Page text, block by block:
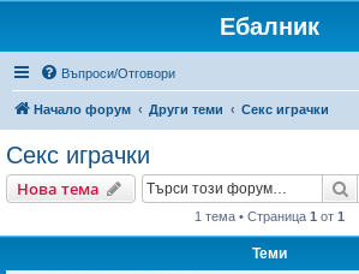
Ебалник
Въпроси/Отговори
Начало форум Други теми Секс играчки
Секс играчки
Нова тема
1 тема • Страница 1 от 1
Теми